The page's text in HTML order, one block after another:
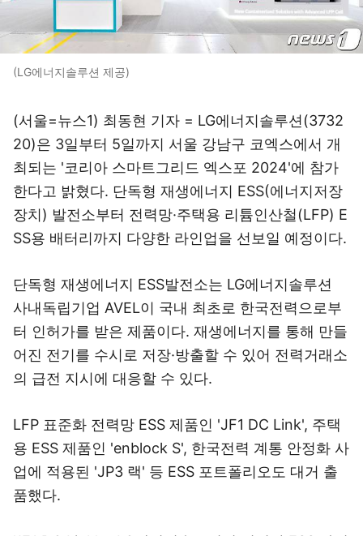
(LG에너지솔루션 제공)
(서울=뉴스1) 최동현 기자 = LG에너지솔루션(3732
20)은 3일부터 5일까지 서울 강남구 코엑스에서 개
최되는 '코리아 스마트그리드 엑스포 2024'에 참가
한다고 밝혔다. 단독형 재생에너지 ESS(에너지저장
장치) 발전소부터 전력망·주택용 리튬인산철(LFP) E
SS용 배터리까지 다양한 라인업을 선보일 예정이다.
단독형 재생에너지 ESS발전소는 LG에너지솔루션
사내독립기업 AVEL이 국내 최초로 한국전력으로부
터 인허가를 받은 제품이다. 재생에너지를 통해 만들
어진 전기를 수시로 저장·방출할 수 있어 전력거래소
의 급전 지시에 대응할 수 있다.
LFP 표준화 전력망 ESS 제품인 'JF1 DC Link', 주택
용 ESS 제품인 'enblock S', 한국전력 계통 안정화 사
업에 적용된 'JP3 랙' 등 ESS 포트폴리오도 대거 출
품했다.